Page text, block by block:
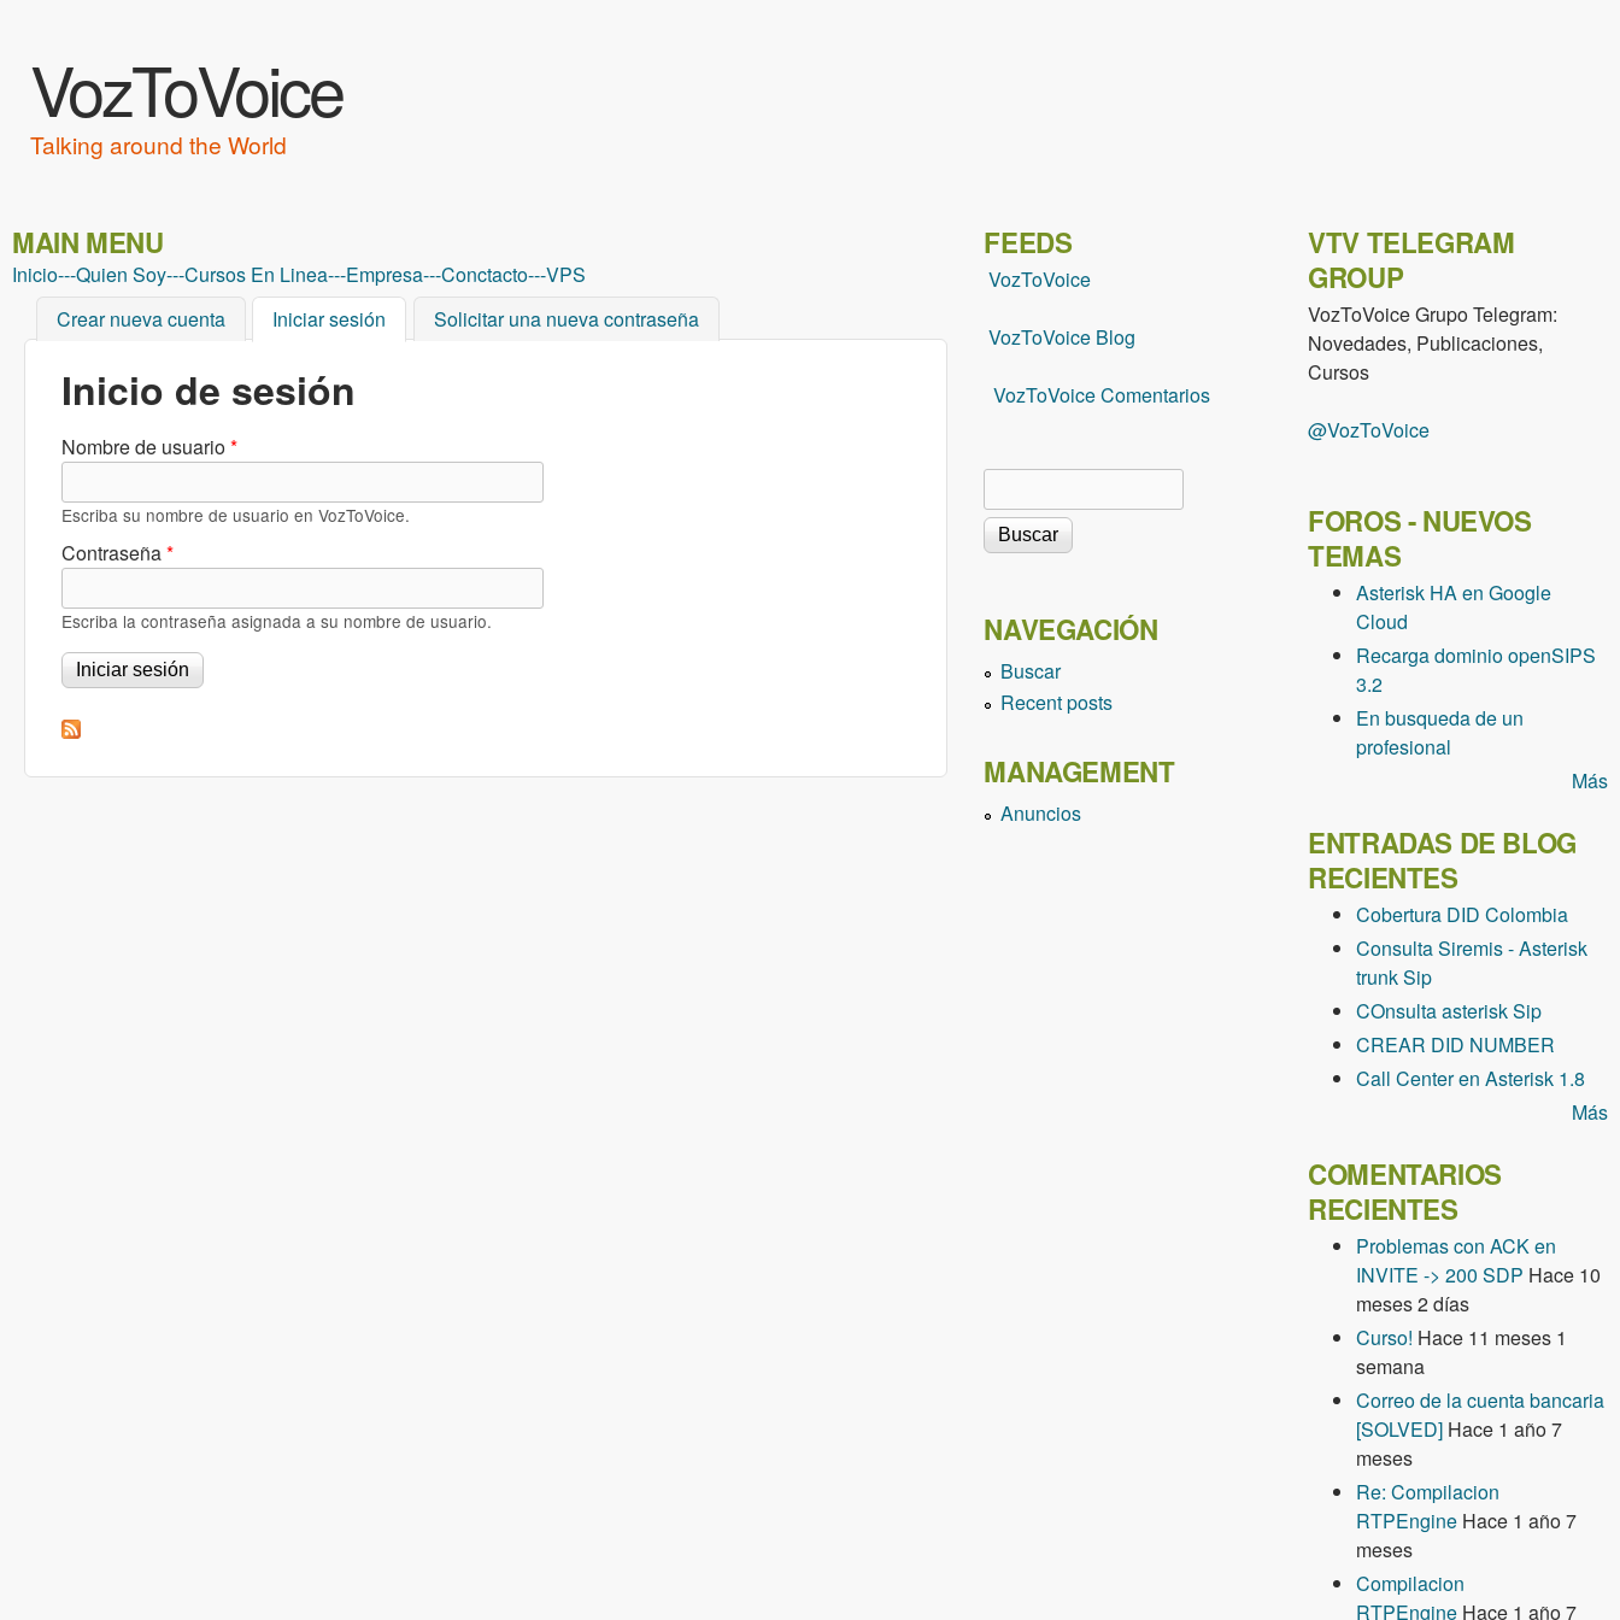
VozToVoice
Talking around the World
MAIN MENU
Inicio---Quien Soy---Cursos En Linea---Empresa---Conctacto---VPS
Crear nueva cuenta
Iniciar sesión (solapa activa)
Solicitar una nueva contraseña
Inicio de sesión
Nombre de usuario*
Escriba su nombre de usuario en VozToVoice.
Contraseña*
Escriba la contraseña asignada a su nombre de usuario.
FEEDS
VozToVoice
VozToVoice Blog
VozToVoice Comentarios
Formulario de búsqueda
NAVEGACIÓN
Buscar
Recent posts
MANAGEMENT
Anuncios
VTV TELEGRAM
GROUP
VozToVoice Grupo Telegram:
Novedades, Publicaciones,
Cursos
@VozToVoice
FOROS - NUEVOS
TEMAS
Asterisk HA en Google
Cloud
Recarga dominio openSIPS
3.2
En busqueda de un
profesional
Más
ENTRADAS DE BLOG
RECIENTES
Cobertura DID Colombia
Consulta Siremis - Asterisk
trunk Sip
COnsulta asterisk Sip
CREAR DID NUMBER
Call Center en Asterisk 1.8
Más
COMENTARIOS
RECIENTES
Problemas con ACK en
INVITE -> 200 SDP Hace 10
meses 2 días
Curso! Hace 11 meses 1
semana
Correo de la cuenta bancaria
[SOLVED] Hace 1 año 7
meses
Re: Compilacion
RTPEngine Hace 1 año 7
meses
Compilacion
RTPEngine Hace 1 año 7